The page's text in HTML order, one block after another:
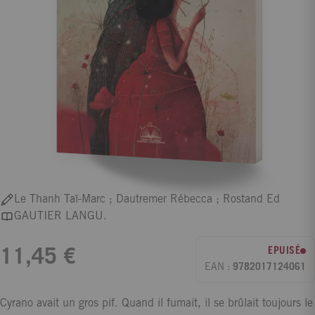
Le Thanh Taï-Marc ; Dautremer Rébecca ; Rostand Ed
GAUTIER LANGU.
11,45 €
EPUISÉ
EAN : 9782017124061
Cyrano avait un gros pif. Quand il fumait, il se brûlait toujours le